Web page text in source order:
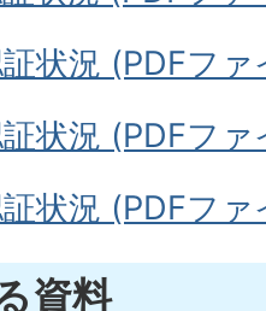
状況 (PDFファ
状況 (PDFフ
状況 (PDFフ
資料